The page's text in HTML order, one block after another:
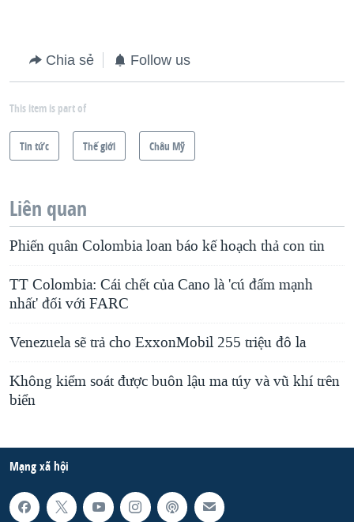
Chia sẻ Follow us
This item is part of
Tin tức Thế giới Châu Mỹ
Liên quan
Phiến quân Colombia loan báo kế hoạch thả con tin
TT Colombia: Cái chết của Cano là 'cú đấm mạnh
nhất' đối với FARC
Venezuela sẽ trả cho ExxonMobil 255 triệu đô la
Không kiểm soát được buôn lậu ma túy và vũ khí trên
biển
Mạng xã hội